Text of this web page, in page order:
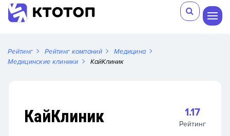
Рейтинг Рейтинг компаний
Медицина
Медицинские клиники
КайКлиник
КайКлиник 1.17
Рейтинг